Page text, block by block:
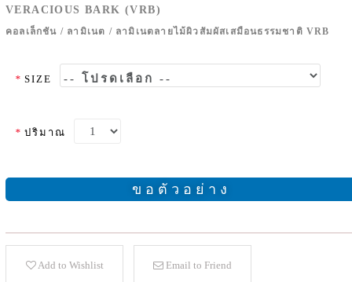
VERACIOUS BARK (VRB)
คอลเล็กชัน / ลามิเนต / ลามิเนตลายไม้ผิวสัมผัสเสมือนธรรมชาติ VRB
* SIZE
* ปริมาณ
ขอตัวอย่าง
Add to Wishlist Email to Friend